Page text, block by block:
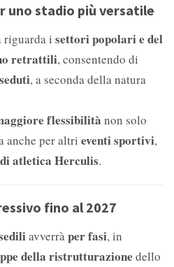
uno stadio più versatile
riguarda i settori popolari e del
retrattili, consentendo di
, a seconda della natura
flessibilità non solo
anche per altri eventi sportivi,
atletica Herculis.
fino al 2027
avverrà per fasi, in
della ristrutturazione dello